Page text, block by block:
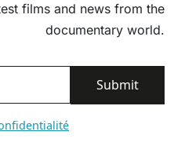
films and news from the
documentary world.